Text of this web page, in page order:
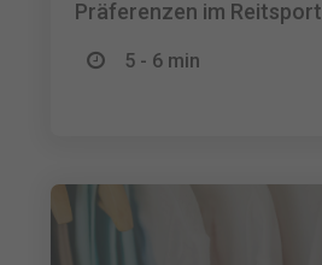
Präferenzen im Reitsport
5 - 6 min